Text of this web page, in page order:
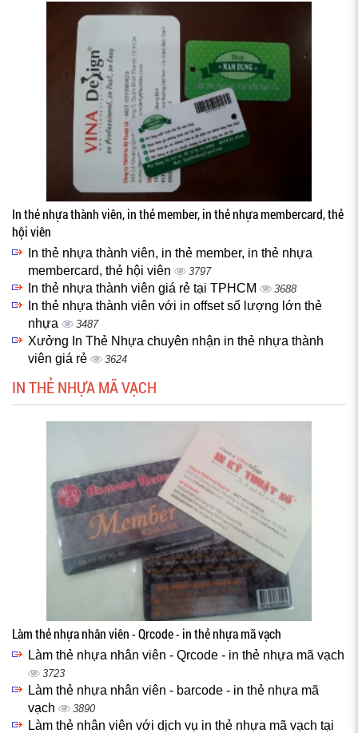
In thẻ nhựa thành viên, in thẻ member, in thẻ nhựa membercard, thẻ
hội viên
In thẻ nhựa thành viên, in thẻ member, in thẻ nhựa
membercard, thẻ hội viên
3797
In thẻ nhựa thành viên giá rẻ tại TPHCM 3688
In thẻ nhựa thành viên với in offset số lượng lớn thẻ
nhựa
3487
Xưởng In Thẻ Nhựa chuyên nhận in thẻ nhựa thành
viên giá rẻ
3624
IN THẺ NHỰA MÃ VẠCH
Làm thẻ nhựa nhân viên - Qrcode - in thẻ nhựa mã vạch
Làm thẻ nhựa nhân viên - Qrcode - in thẻ nhựa mã vạch
3723
Làm thẻ nhựa nhân viên - barcode - in thẻ nhựa mã
vạch
3890
Làm thẻ nhân viên với dịch vụ in thẻ nhựa mã vạch tại